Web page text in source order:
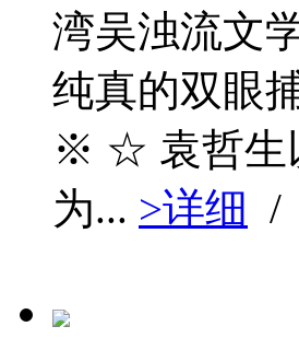
湾吴浊流文
纯真的双
※ ☆ 袁哲生
为... >详细 /